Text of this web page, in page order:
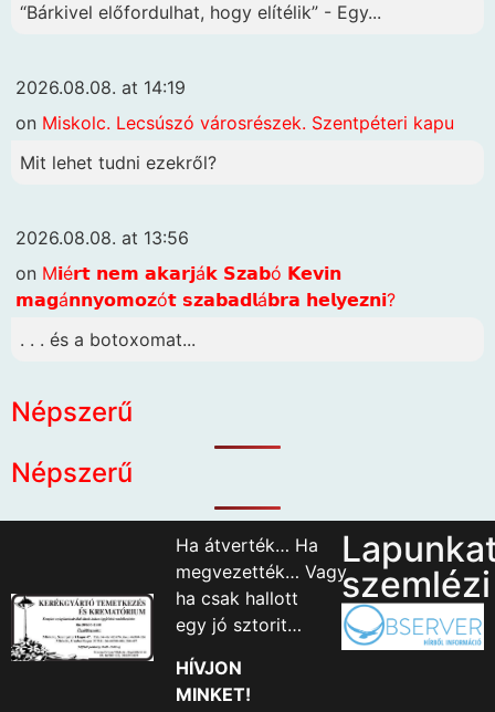
“Bárkivel előfordulhat, hogy elítélik” - Egy...
2026.08.08. at 14:19
on Miskolc. Lecsúszó városrészek. Szentpéteri kapu
Mit lehet tudni ezekről?
2026.08.08. at 13:56
on M𝗶é𝗿𝘁 𝗻𝗲𝗺 𝗮𝗸𝗮𝗿𝗷á𝗸 𝗦𝘇𝗮𝗯ó 𝗞𝗲𝘃𝗶𝗻
𝗺𝗮𝗴á𝗻𝗻𝘆𝗼𝗺𝗼𝘇ó𝘁 𝘀𝘇𝗮𝗯𝗮𝗱𝗹á𝗯𝗿𝗮 𝗵𝗲𝗹𝘆𝗲𝘇𝗻𝗶?
. . . és a botoxomat...
Népszerű
Népszerű
Ha átverték… Ha
megvezették… Vagy
ha csak hallott
egy jó sztorit…
HÍVJON
MINKET!
szemlézi